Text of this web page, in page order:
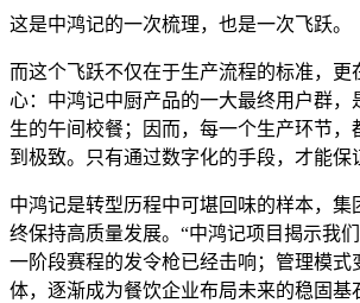
这是中鸿记的一次梳理，也是一次飞跃。
而这个飞跃不仅在于生产流程的标准，更
心：中鸿记中厨产品的一大最终用户群，
生的午间校餐；因而，每一个生产环节，
到极致。只有通过数字化的手段，才能保
中鸿记是转型历程中可堪回味的样本，集
终保持高质量发展。“中鸿记项目揭示我
一阶段赛程的发令枪已经击响；管理模式
体，逐渐成为餐饮企业布局未来的稳固基